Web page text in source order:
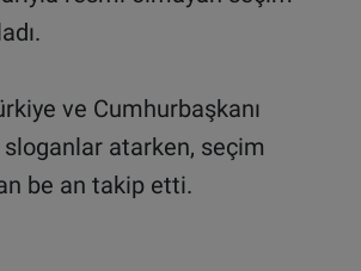
ve Cumhurbaşkanı
atarken, seçim
be an takip etti.